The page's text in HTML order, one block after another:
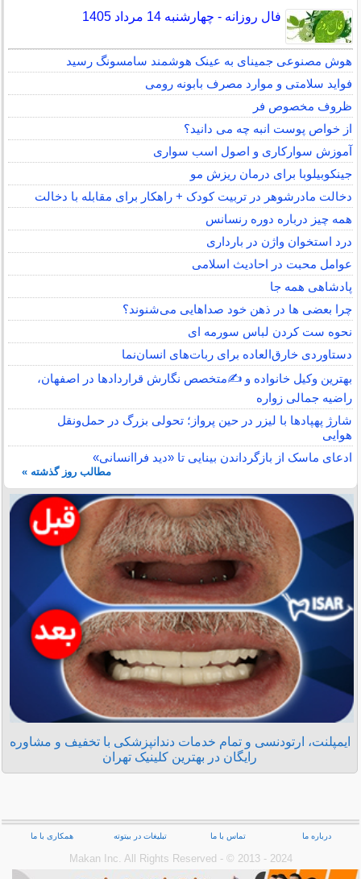
فال روزانه - چهارشنبه 14 مرداد 1405
هوش مصنوعی جمینای به عینک هوشمند سامسونگ رسید
فواید سلامتی و موارد مصرف بابونه رومی
ظروف مخصوص فر
از خواص پوست انبه چه می دانید؟
آموزش سوارکاری و اصول اسب سواری
جینکوبیلوبا برای درمان ریزش مو
دخالت مادرشوهر در تربیت کودک + راهکار برای مقابله با دخالت
همه چیز درباره دوره رنسانس
درد استخوان واژن در بارداری
عوامل محبت در احادیث اسلامى
پادشاهی همه جا
چرا بعضی ها در ذهن خود صداهایی می‌شنوند؟
نحوه ست کردن لباس سورمه ای
دستاوردی خارق‌العاده برای ربات‌های انسان‌نما
بهترین وکیل خانواده و ✍️متخصص نگارش قراردادها در اصفهان،
راضیه جمالی زواره
شارژ پهپادها با لیزر در حین پرواز؛ تحولی بزرگ در حمل‌ونقل
هوایی
ادعای ماسک از بازگرداندن بینایی تا «دید فراانسانی»
مطالب روز گذشته »
ایمپلنت، ارتودنسی و تمام خدمات دندانپزشکی با تخفیف و مشاوره
رایگان در بهترین کلینیک تهران
درباره ما تماس با ما تبلیغات در بیتوته همکاری با ما
Makan Inc.‎ All Rights Reserved - © 2013 - 2024